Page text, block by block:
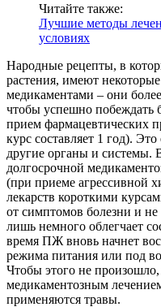
Читайте также:
Лучшие методы
условиях
Народные рецепты, в
растения, имеют
медикаментами – они
чтобы успешно побеждать
прием фармацевтических
курс составляет 1 год).
другие органы и системы.
долгосрочной
(при приеме агрессивной
лекарств короткими
от симптомов болезни и
лишь немного облегчает
время ПЖ вновь начнет
режима питания или под
Чтобы этого не
медикаментозным
применяются травы.